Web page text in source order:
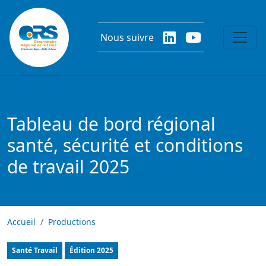
Aller au contenu principal
Nous suivre
Tableau de bord régional
santé, sécurité et conditions
de travail 2025
Accueil Productions
Tableau de bord
Santé Travail Édition 2025